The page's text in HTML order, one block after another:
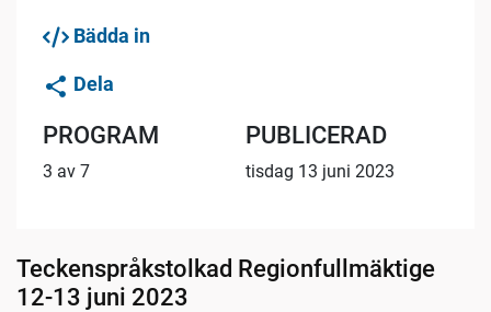
Bädda in
Dela
PROGRAM
3 av 7
PUBLICERAD
tisdag 13 juni 2023
Teckenspråkstolkad Regionfullmäktige
12-13 juni 2023